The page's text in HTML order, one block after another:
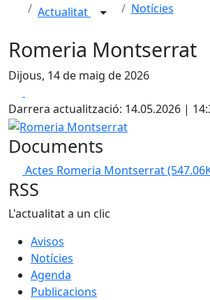
Actualitat Notícies
Romeria Montserrat
Dijous, 14 de maig de 2026
Darrera actualització: 14.05.2026 |
Romeria Montserrat
Documents
Actes Romeria Montserrat
RSS
L'actualitat a un clic
Avisos
Notícies
Agenda
Publicacions